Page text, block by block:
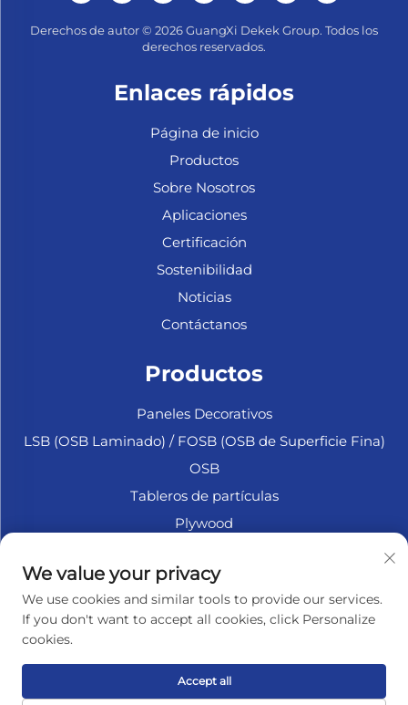
Derechos de autor © 2026 GuangXi Dekek Group. Todos los
derechos reservados.
Enlaces rápidos
Página de inicio
Productos
Sobre Nosotros
Aplicaciones
Certificación
Sostenibilidad
Noticias
Contáctanos
Productos
Paneles Decorativos
LSB (OSB Laminado) / FOSB (OSB de Superficie Fina)
OSB
Tableros de partículas
Plywood
Fibrofácil
Accesorios
Política de privacidad
We value your privacy
We use cookies and similar tools to provide our services.
If you don't want to accept all cookies, click Personalize
cookies.
Accept all